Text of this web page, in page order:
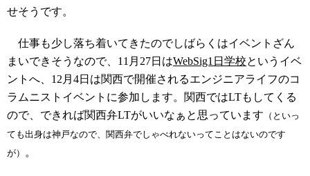
せそうです。
仕事も少し落ち着いてきたのでしばらくはイベントざん
まいできそうなので、11月27日はWebSig1日学校というイベ
ントへ、12月4日は関西で開催されるエンジニアライフのコ
ラムニストイベントに参加します。関西ではLTもしてくる
ので、できれば関西弁LTがいいなぁと思っています （といっ
ても出身は神戸なので、関西弁でしゃべれないってことはないのです
が）
。